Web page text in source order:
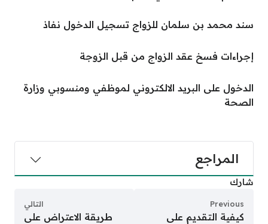
سند محمد بن سلمان للزواج تسجيل الدخول نفاذ
إجراءات فسخ عقد الزواج من قبل الزوجة
الدخول على البريد الالكتروني لموظفي ومنسوبي وزارة
الصحة
المراجع
شارك
Previous
كيفية التقديم على
التالي
طريقة الاعتراض على